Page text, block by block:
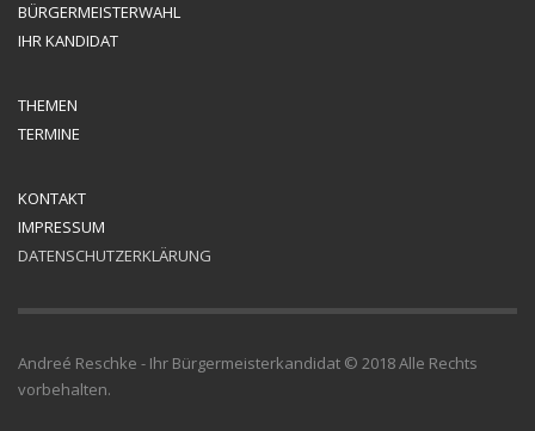
BÜRGERMEISTERWAHL
IHR KANDIDAT
THEMEN
TERMINE
KONTAKT
IMPRESSUM
DATENSCHUTZERKLÄRUNG
Andreé Reschke - Ihr Bürgermeisterkandidat © 2018 Alle Rechts
vorbehalten.